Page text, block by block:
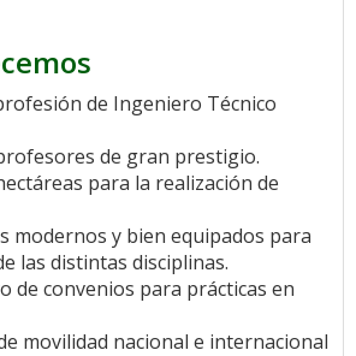
de Ingeniero Técnico
de gran prestigio.
para la realización de
modernos y bien equipados para
las distintas disciplinas.
de convenios para prácticas en
movilidad nacional e internacional